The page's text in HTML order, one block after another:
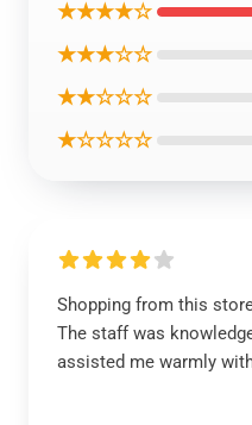
★★★★☆
★★★☆☆
★★☆☆☆
★☆☆☆☆
Shopping from this
The staff was
assisted me warmly